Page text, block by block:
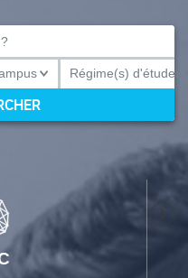
Régime(s) d'études
Régime(s) d'études